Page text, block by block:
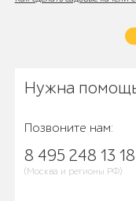
Нужна
Позвоните нам:
8 495 248 13 18
(Москва и регионы РФ)